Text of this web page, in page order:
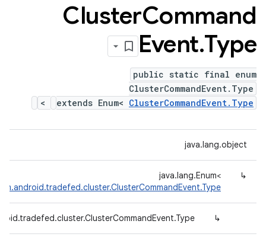
ClusterCommand
Event.Type
public static final enum
ClusterCommandEvent.Type
extends Enum< ClusterCommandEvent.Type
>
java.lang.object
↳
java.lang.Enum<
↳